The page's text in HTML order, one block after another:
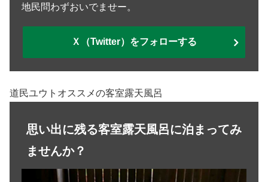
地民問わずおいでませー。
Ｘ（Twitter）をフォローする
道民ユウトオススメの客室露天風呂
思い出に残る客室露天風呂に泊まってみ
ませんか？